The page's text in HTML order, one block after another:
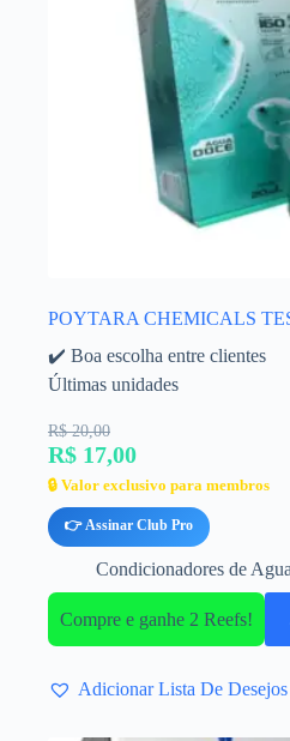
POYTARA CHEMICALS
✔️ Boa escolha entre clientes
Últimas unidades
R$ 20,00
R$ 17,00
🔒 Valor exclusivo para membros
👉 Assinar Club Pro
Condicionadores de Agua
Compre e ganhe 2 Reefs!
Adicionar Lista De Desejos